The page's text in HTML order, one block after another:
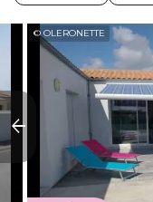
© OLERONETTE